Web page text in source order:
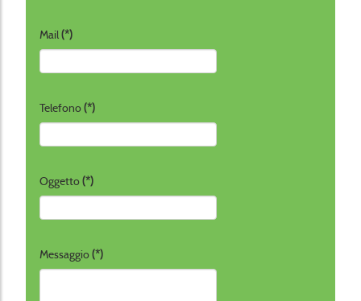
Mail(*)
Telefono(*)
Oggetto(*)
Messaggio(*)